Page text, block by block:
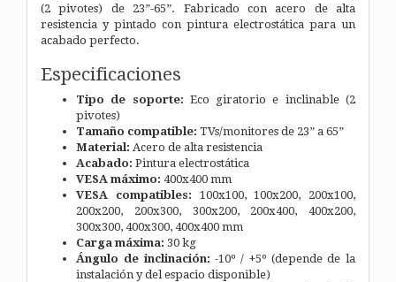
(2 pivotes) de 23”-65”. Fabricado con acero de alta
resistencia y pintado con pintura electrostática para un
acabado perfecto.
Especificaciones
Tipo de soporte: Eco giratorio e inclinable (2
pivotes)
Tamaño compatible: TVs/monitores de 23” a 65”
Material: Acero de alta resistencia
Acabado: Pintura electrostática
VESA máximo: 400x400 mm
VESA compatibles: 100x100, 100x200, 200x100,
200x200, 200x300, 300x200, 200x400, 400x200,
300x300, 400x300, 400x400 mm
Carga máxima: 30 kg
Ángulo de inclinación: -10º / +5º (depende de la
instalación y del espacio disponible)